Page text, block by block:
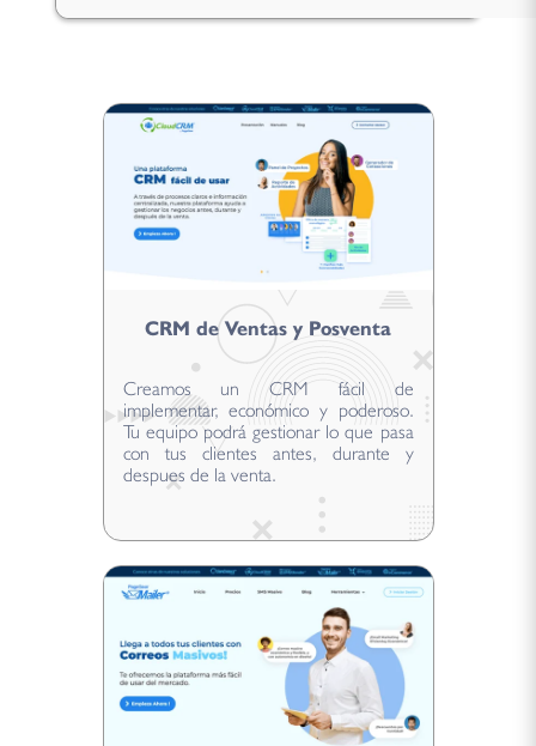
CRM de Ventas y Posventa
Creamos un CRM fácil de
implementar, económico y poderoso.
Tu equipo podrá gestionar lo que pasa
con tus clientes antes, durante y
despues de la venta.